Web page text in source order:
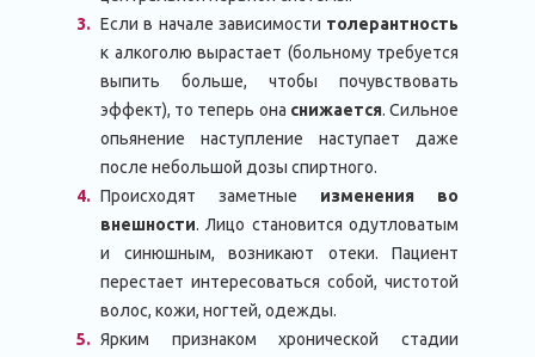
Если в начале зависимости толерантность
к алкоголю вырастает (больному требуется
выпить больше, чтобы почувствовать
эффект), то теперь она снижается. Сильное
опьянение наступление наступает даже
после небольшой дозы спиртного.
Происходят заметные изменения во
внешности. Лицо становится одутловатым
и синюшным, возникают отеки. Пациент
перестает интересоваться собой, чистотой
волос, кожи, ногтей, одежды.
Ярким признаком хронической стадии